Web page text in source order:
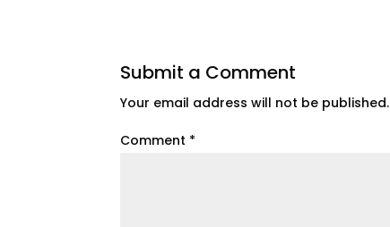
Submit a Comment
Your email address will not be published.
Comment *